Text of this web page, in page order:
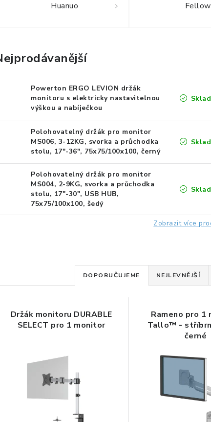
Huanuo
Powerton ERGO LEVION držák
monitoru s elektricky nastavitelnou
výškou a nabíječkou
Polohovatelný držák pro monitor
MS006, 3-12KG, svorka a průchodka
stolu, 17"-36", 75x75/100x100, černý
Polohovatelný držák pro monitor
MS004, 2-9KG, svorka a průchodka
stolu, 17"-30", USB HUB,
75x75/100x100, šedý
Zobrazit více
Ř
a
z
e
p
r
DOPORUČUJEME NEJLEVNĚJŠÍ
Držák monitoru DURABLE
SELECT pro 1 monitor
Rameno pro 1
Tallo™ -
černé